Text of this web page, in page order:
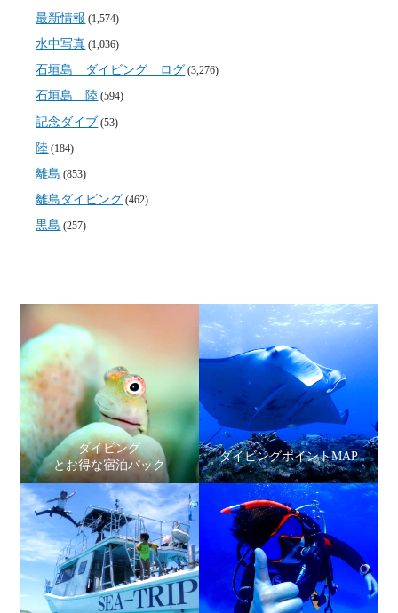
最新情報 (1,574)
水中写真 (1,036)
石垣島 ダイビング ログ (3,276)
石垣島 陸 (594)
記念ダイブ (53)
陸 (184)
離島 (853)
離島ダイビング (462)
黒島 (257)
ダイビング
とお得な宿泊パック
ダイビングポイントMAP